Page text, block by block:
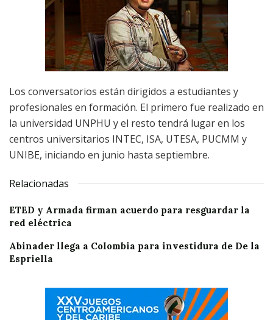
Los conversatorios están dirigidos a estudiantes y
profesionales en formación. El primero fue realizado en
la universidad UNPHU y el resto tendrá lugar en los
centros universitarios INTEC, ISA, UTESA, PUCMM y
UNIBE, iniciando en junio hasta septiembre.
Relacionadas
ETED y Armada firman acuerdo para resguardar la
red eléctrica
Abinader llega a Colombia para investidura de De la
Espriella